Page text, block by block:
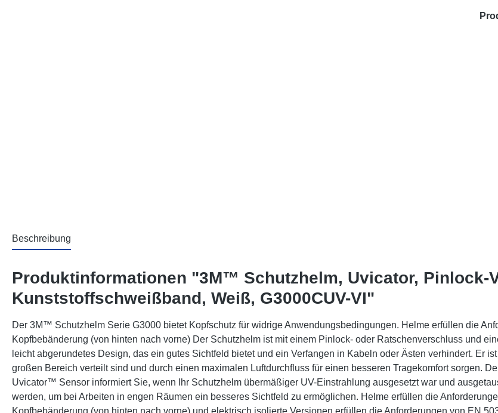
Beschreibung
Produktinformationen "3M™ Schutzhelm, Uvicator, Pinlock-
Kunststoffschweißband, Weiß, G3000CUV-VI"
Der 3M™ Schutzhelm Serie G3000 bietet Kopfschutz für widrige Anwendungsbedingungen. Helme erfüllen die
Kopfbebänderung (von hinten nach vorne) Der Schutzhelm ist mit einem Pinlock- oder Ratschenverschluss und
leicht abgerundetes Design, das ein gutes Sichtfeld bietet und ein Verfangen in Kabeln oder Ästen verhindert. Er
großen Bereich verteilt sind und durch einen maximalen Luftdurchfluss für einen besseren Tragekomfort sorgen.
Uvicator™ Sensor informiert Sie, wenn Ihr Schutzhelm übermäßiger UV-Einstrahlung ausgesetzt war und
werden, um bei Arbeiten in engen Räumen ein besseres Sichtfeld zu ermöglichen. Helme erfüllen die
Kopfbebänderung (von hinten nach vorne) und elektrisch isolierte Versionen erfüllen die Anforderungen von EN